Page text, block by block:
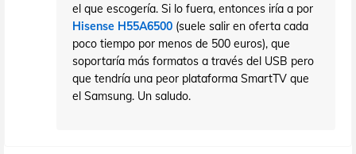
el que escogería. Si lo fuera, entonces iría a por
Hisense H55A6500 (suele salir en oferta cada
poco tiempo por menos de 500 euros), que
soportaría más formatos a través del USB pero
que tendría una peor plataforma SmartTV que
el Samsung. Un saludo.